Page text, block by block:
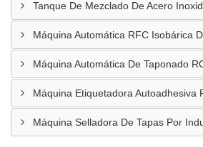
Tanque De Mezclado De Acero
Máquina Selladora De Tapas Por